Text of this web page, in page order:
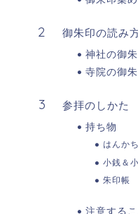
御朱印の読み
神社の御
寺院の御
参拝のしかた
持ち物
はんかち
小銭＆
朱印帳
注意するこ